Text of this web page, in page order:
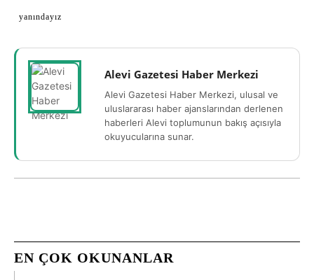
yanındayız
Alevi Gazetesi Haber Merkezi
Alevi Gazetesi Haber Merkezi, ulusal ve
uluslararası haber ajanslarından derlenen
haberleri Alevi toplumunun bakış açısıyla
okuyucularına sunar.
EN ÇOK OKUNANLAR